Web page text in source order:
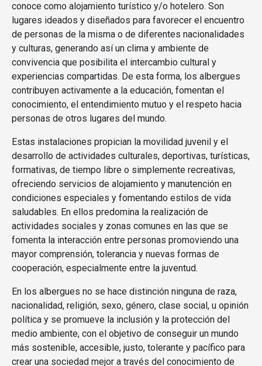
conoce como alojamiento turístico y/o hotelero. Son
lugares ideados y diseñados para favorecer el encuentro
de personas de la misma o de diferentes nacionalidades
y culturas, generando así un clima y ambiente de
convivencia que posibilita el intercambio cultural y
experiencias compartidas. De esta forma, los albergues
contribuyen activamente a la educación, fomentan el
conocimiento, el entendimiento mutuo y el respeto hacia
personas de otros lugares del mundo.
Estas instalaciones propician la movilidad juvenil y el
desarrollo de actividades culturales, deportivas, turísticas,
formativas, de tiempo libre o simplemente recreativas,
ofreciendo servicios de alojamiento y manutención en
condiciones especiales y fomentando estilos de vida
saludables. En ellos predomina la realización de
actividades sociales y zonas comunes en las que se
fomenta la interacción entre personas promoviendo una
mayor comprensión, tolerancia y nuevas formas de
cooperación, especialmente entre la juventud.
En los albergues no se hace distinción ninguna de raza,
nacionalidad, religión, sexo, género, clase social, u opinión
política y se promueve la inclusión y la protección del
medio ambiente, con el objetivo de conseguir un mundo
más sostenible, accesible, justo, tolerante y pacífico para
crear una sociedad mejor a través del conocimiento de